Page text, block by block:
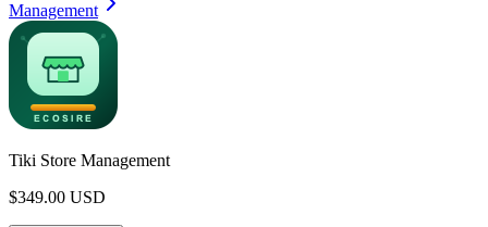
Management
Tiki Store Management
$349.00 USD